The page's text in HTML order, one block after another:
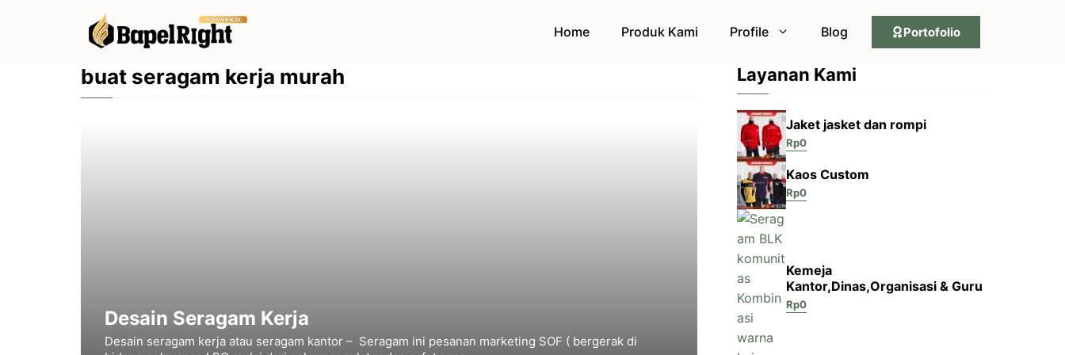
Home Produk Kami Profile Blog Portofolio
buat seragam kerja murah
Desain Seragam Kerja
Desain seragam kerja atau seragam kantor – Seragam ini pesanan marketing SOF ( bergerak di
Layanan Kami
Jaket jasket dan rompi
Rp0
Kaos Custom
Rp0
Kemeja
Kantor,Dinas,Organisasi & Guru
Rp0